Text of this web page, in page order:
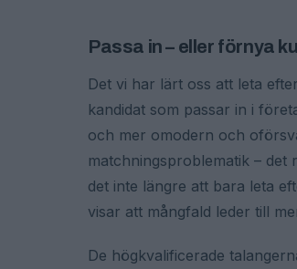
Passa in – eller förnya
Det vi har lärt oss att leta
kandidat som passar in i
och mer omodern och
matchningsproblematik –
det inte längre att bara leta
visar att mångfald leder till
De högkvalificerade